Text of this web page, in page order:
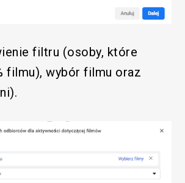
filtru (osoby, które
filmu), wybór filmu oraz